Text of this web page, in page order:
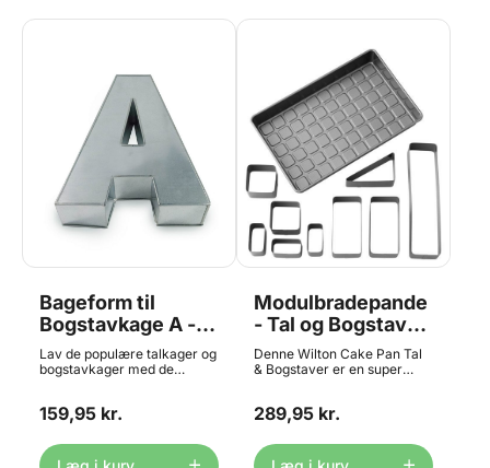
Bageform til
Bogstavkage A -
35,6 cm høj,
Eurotins
Lav de populære talkager og
bogstavkager med de
er fremstillet i metal, og er
hele sortimentet med både
bogstaver og tal i den "lille"
159,95 kr.
Modulbradepande
- Tal og Bogstaver,
Wilton
Denne Wilton Cake Pan Tal
& Bogstaver er en super
lave alle de bogstaver og tal,
fødselsdage og jubilæer. Et
"must have" som alle
289,95 kr.